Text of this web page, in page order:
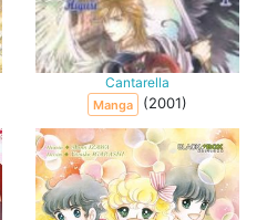
Cantarella
Manga (2001)